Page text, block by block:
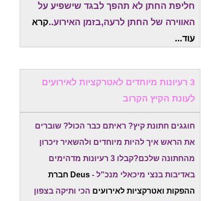
חליפת החתן לא תהפך לבגד שישפיע על
האווירה של החתן לרעה,בזמן האירוע..קרא
עוד...
3 רעיונות מיוחדים לאטרקציות לאירועים
לעונת הקיץ הקרוב
חוגגים חתונת קיץ? ראיתם כבר הכול? שוברים
את הראש איך להיות מיוחדים ולהשאיר זיכרון
מהחתונה שלכם?קבלו 3 רעיונות מדהימים
באדיבות בנצי מיכאלי מנכ"ל -
Deus חברת
ההפקות ואטרקציות לאירועים הכי ותיקה בצפון